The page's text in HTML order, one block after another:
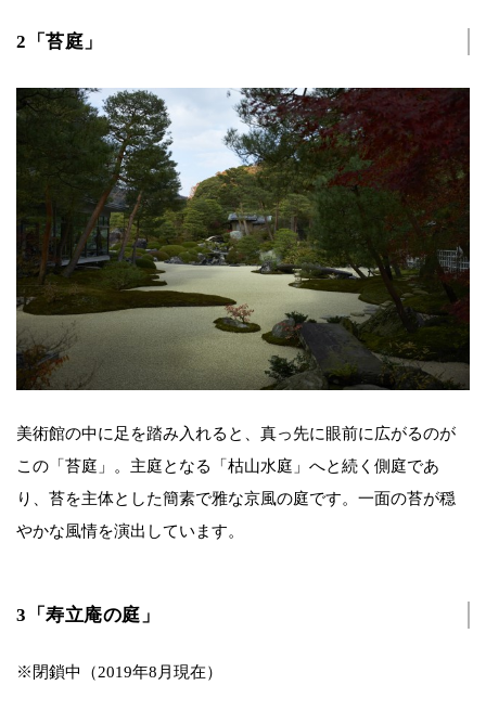
2「苔庭」
美術館の中に足を踏み入れると、真っ先に眼前に広がるのが
この「苔庭」。主庭となる「枯山水庭」へと続く側庭であ
り、苔を主体とした簡素で雅な京風の庭です。一面の苔が穏
やかな風情を演出しています。
3「寿立庵の庭」
※閉鎖中（2019年8月現在）